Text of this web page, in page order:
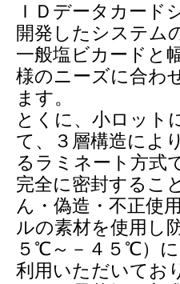
ＩＤデータカード
開発したシステム
一般塩ビカードと
様のニーズに合わ
ます。
とくに、小ロット
て、３層構造によ
るラミネート方式
完全に密封するこ
ん・偽造・不正使
ルの素材を使用し
５℃～－４５℃）
利用いただいてお